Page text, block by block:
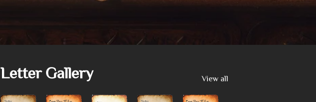
Letter Gallery View all